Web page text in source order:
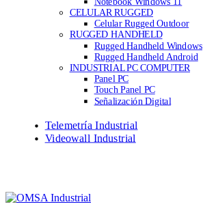
CELULAR RUGGED
Celular Rugged Outdoor
RUGGED HANDHELD
Rugged Handheld Windows
Rugged Handheld Android
INDUSTRIAL PC COMPUTER
Panel PC
Touch Panel PC
Señalización Digital
Telemetría Industrial
Videowall Industrial